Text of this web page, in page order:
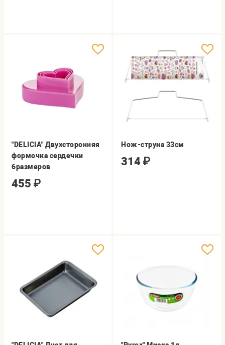
"DELICIA" Двухсторонняя
формочка сердечки
6размеров
455 ₽
Нож-струна 33см
314 ₽